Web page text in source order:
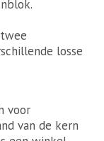
losse
voor
van de kern